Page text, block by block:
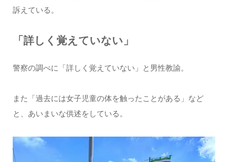
訴えている。
「詳しく覚えていない」
警察の調べに「詳しく覚えていない」と男性教諭。
また「過去には女子児童の体を触ったことがある」など
と、あいまいな供述をしている。